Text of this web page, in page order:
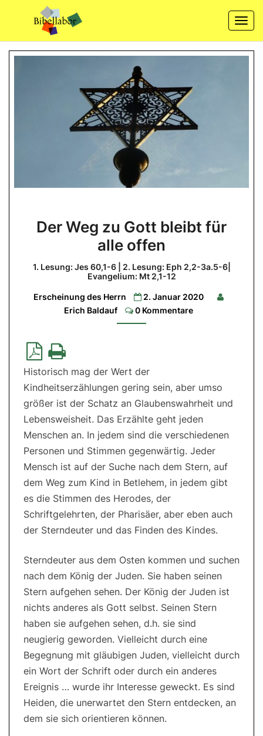
content
Weg
zu
Gott
bleibt
für
alle
offen
6
2.
Lesung:
Eph
2,2-
3a.5-
6|
Evangelium:
Mt
2,1-
12
Der Weg zu Gott bleibt für
alle offen
1. Lesung: Jes 60,1-6 | 2. Lesung: Eph 2,2-3a.5-6|
Evangelium: Mt 2,1-12
Erscheinung des Herrn
2. Januar 2020
Erich Baldauf
Comments
0 Kommentare
Historisch mag der Wert der
Kindheitserzählungen gering sein, aber umso
größer ist der Schatz an Glaubenswahrheit und
Lebensweisheit. Das Erzählte geht jeden
Menschen an. In jedem sind die verschiedenen
Personen und Stimmen gegenwärtig. Jeder
Mensch ist auf der Suche nach dem Stern, auf
dem Weg zum Kind in Betlehem, in jedem gibt
es die Stimmen des Herodes, der
Schriftgelehrten, der Pharisäer, aber eben auch
der Sterndeuter und das Finden des Kindes.
Sterndeuter aus dem Osten kommen und suchen
nach dem König der Juden. Sie haben seinen
Stern aufgehen sehen. Der König der Juden ist
nichts anderes als Gott selbst. Seinen Stern
haben sie aufgehen sehen, d.h. sie sind
neugierig geworden. Vielleicht durch eine
Begegnung mit gläubigen Juden, vielleicht durch
ein Wort der Schrift oder durch ein anderes
Ereignis … wurde ihr Interesse geweckt. Es sind
Heiden, die unerwartet den Stern entdecken, an
dem sie sich orientieren können.